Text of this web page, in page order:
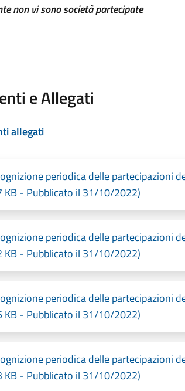
non vi sono società partecipate
e Allegati
allegati
periodica delle partecipazioni
KB - Pubblicato il 31/10/2022)
periodica delle partecipazioni
KB - Pubblicato il 31/10/2022)
periodica delle partecipazioni
KB - Pubblicato il 31/10/2022)
periodica delle partecipazioni
KB - Pubblicato il 31/10/2022)